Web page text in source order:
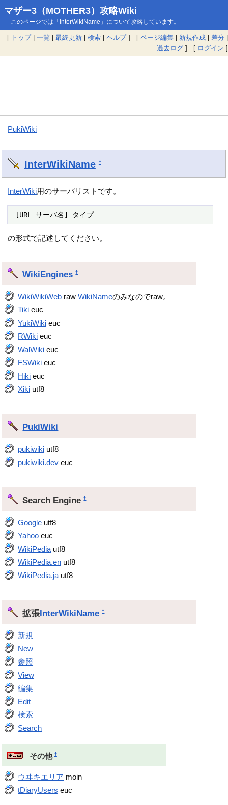
マザー3（MOTHER3）攻略Wiki
このページでは「InterWikiName」について攻略しています。
[ トップ| 一覧 | 最終更新 | 検索 | ヘルプ] [ ページ編集 | 新規作成 | 差分 |
過去ログ ] [ ログイン ]
PukiWiki
InterWikiName †
InterWiki用のサーバリストです。
[URL サーバ名] タイプ
の形式で記述してください。
WikiEngines †
WikiWikiWeb rawWikiNameのみなのでraw。
Tiki euc
YukiWiki euc
RWiki euc
WalWiki euc
FSWiki euc
Hiki euc
Xiki utf8
PukiWiki †
pukiwiki utf8
pukiwiki.dev euc
Search Engine†
Google utf8
Yahoo euc
WikiPedia utf8
WikiPedia.en utf8
WikiPedia.ja utf8
拡張InterWikiName †
新規
New
参照
View
編集
Edit
検索
Search
その他 †
ウヰキエリア moin
tDiaryUsers euc